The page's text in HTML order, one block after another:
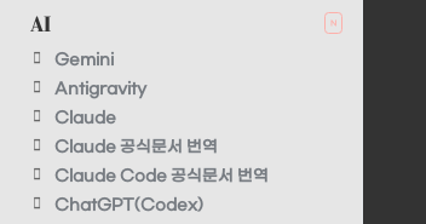
AI N
Gemini
Antigravity
Claude
Claude 공식문서 번역
Claude Code 공식문서 번역
ChatGPT(Codex)